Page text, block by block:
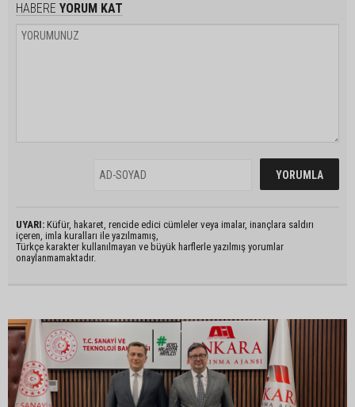
HABERE YORUM KAT
UYARI: Küfür, hakaret, rencide edici cümleler veya imalar, inançlara saldırı
içeren, imla kuralları ile yazılmamış,
Türkçe karakter kullanılmayan ve büyük harflerle yazılmış yorumlar
onaylanmamaktadır.